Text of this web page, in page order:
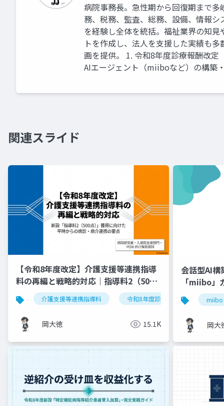
病院事務長。急性期から回復期まで
務、税務、監査、総務、設備、情報
を経験し全体を統括。福祉業界の知
トを作成し、法人を支援した実績も
画を提供。 1. 令和8年度診療報酬改
AIエージェント（miiboなど）の構築
関連スライド
【令和8年度改定】介護支援等連携指導
料の再編と戦略的対応｜指導料2（500
点）の要件整理
介護支援等連携指導料 令和8年度診療報酬改定 入
岡大徳 15.1K
会話型AI構
「miibo」
miibo
岡大